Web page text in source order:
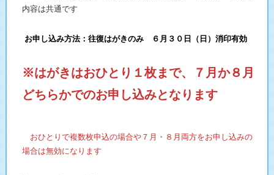
内容は共通です
お申し込み方法：往復はがきのみ ６月３０日（日）消印有効
※はがきはおひとり１枚まで、７月か８月
どちらかでのお申し込みとなります
おひとりで複数枚申込の場合や７月・８月両方をお申し込みの
場合は無効になります